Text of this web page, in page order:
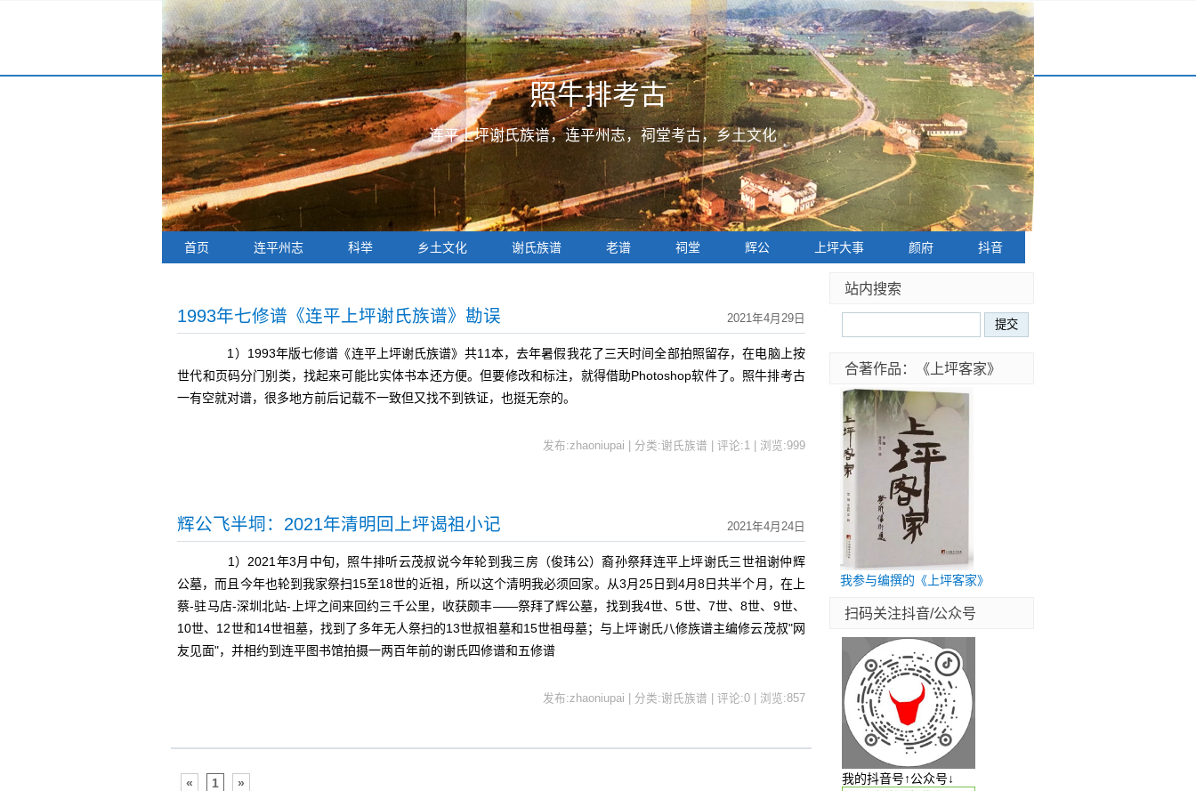
照牛排考古
连平上坪谢氏族谱，连平州志，祠堂考古，乡土文化
首页 连平州志 科举 乡土文化 谢氏族谱 老谱 祠堂 辉公 上坪大事 颜府 抖音
2021年4月29日
1993年七修谱《连平上坪谢氏族谱》勘误
1）1993年版七修谱《连平上坪谢氏族谱》共11本，去年暑假我花了三天时间全部拍照留存，在电脑上按
世代和页码分门别类，找起来可能比实体书本还方便。但要修改和标注，就得借助Photoshop软件了。照牛排考古
一有空就对谱，很多地方前后记载不一致但又找不到铁证，也挺无奈的。
发布:zhaoniupai | 分类:谢氏族谱 | 评论:1 | 浏览:999
2021年4月24日
辉公飞半垌：2021年清明回上坪谒祖小记
1）2021年3月中旬，照牛排听云茂叔说今年轮到我三房（俊玮公）裔孙祭拜连平上坪谢氏三世祖谢仲辉
公墓，而且今年也轮到我家祭扫15至18世的近祖，所以这个清明我必须回家。从3月25日到4月8日共半个月，在上
蔡-驻马店-深圳北站-上坪之间来回约三千公里，收获颇丰——祭拜了辉公墓，找到我4世、5世、7世、8世、9世、
10世、12世和14世祖墓，找到了多年无人祭扫的13世叔祖墓和15世祖母墓；与上坪谢氏八修族谱主编修云茂叔"网
友见面"，并相约到连平图书馆拍摄一两百年前的谢氏四修谱和五修谱
发布:zhaoniupai | 分类:谢氏族谱 | 评论:0 | 浏览:857
« 1 »
站内搜索
合著作品：《上坪客家》
我参与编撰的《上坪客家》
扫码关注抖音/公众号
我的抖音号↑公众号↓